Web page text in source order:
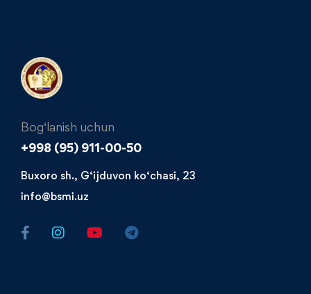
Bog‘lanish uchun
+998 (95) 911-00-50​
Buxoro sh., G‘ijduvon ko‘chasi, 23
info@bsmi.uz